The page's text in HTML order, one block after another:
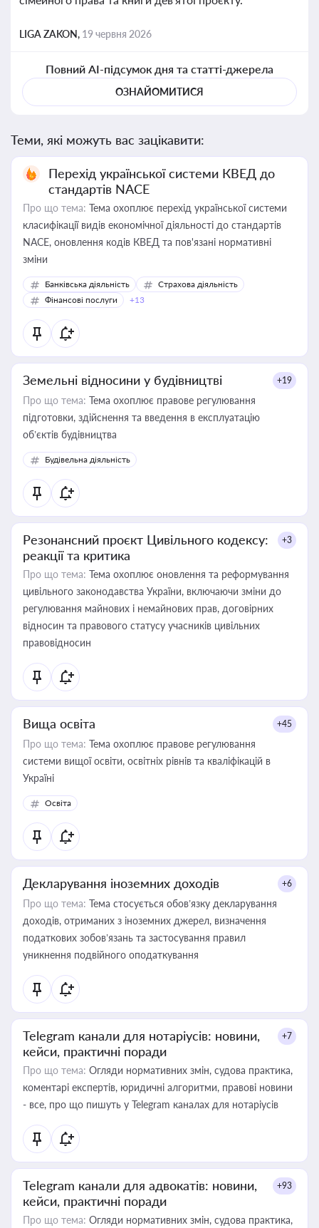
LIGA ZAKON, 19 червня 2026
Повний AI-підсумок дня та статті-джерела
ОЗНАЙОМИТИСЯ
Теми, які можуть вас зацікавити:
Перехід української системи КВЕД до
стандартів NACE
Про що тема: Тема охоплює перехід української системи
класифікації видів економічної діяльності до стандартів
NACE, оновлення кодів КВЕД та пов'язані нормативні
зміни
Банківська діяльність
Страхова діяльність
Фінансові послуги
+13
Земельні відносини у будівництві +19
Про що тема: Тема охоплює правове регулювання
підготовки, здійснення та введення в експлуатацію
об’єктів будівництва
Будівельна діяльність
Резонансний проєкт Цивільного кодексу:
реакції та критика
+3
Про що тема: Тема охоплює оновлення та реформування
цивільного законодавства України, включаючи зміни до
регулювання майнових і немайнових прав, договірних
відносин та правового статусу учасників цивільних
правовідносин
Вища освіта +45
Про що тема: Тема охоплює правове регулювання
системи вищої освіти, освітніх рівнів та кваліфікацій в
Україні
Освіта
Декларування іноземних доходів +6
Про що тема: Тема стосується обов’язку декларування
доходів, отриманих з іноземних джерел, визначення
податкових зобов’язань та застосування правил
уникнення подвійного оподаткування
Telegram канали для нотаріусів: новини,
кейси, практичні поради
+7
Про що тема: Огляди нормативних змін, судова практика,
коментарі експертів, юридичні алгоритми, правові новини
- все, про що пишуть у Telegram каналах для нотаріусів
Telegram канали для адвокатів: новини,
кейси, практичні поради
+93
Про що тема: Огляди нормативних змін, судова практика,